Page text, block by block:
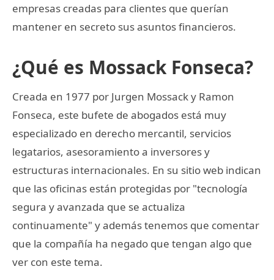
empresas creadas para clientes que querían
mantener en secreto sus asuntos financieros.
¿Qué es Mossack Fonseca?
Creada en 1977 por Jurgen Mossack y Ramon
Fonseca, este bufete de abogados está muy
especializado en derecho mercantil, servicios
legatarios, asesoramiento a inversores y
estructuras internacionales. En su sitio web indican
que las oficinas están protegidas por "tecnología
segura y avanzada que se actualiza
continuamente" y además tenemos que comentar
que la compañía ha negado que tengan algo que
ver con este tema.